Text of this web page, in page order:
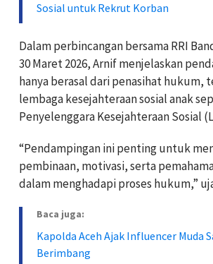
Sosial untuk Rekrut Korban
Dalam perbincangan bersama RRI
30 Maret 2026, Arnif menjelaskan
hanya berasal dari penasihat hukum,
lembaga kesejahteraan sosial anak
Penyelenggara Kesejahteraan Sosial
“Pendampingan ini penting untuk
pembinaan, motivasi, serta
dalam menghadapi proses hukum,”
Baca juga:
Kapolda Aceh Ajak Influencer Muda
Berimbang